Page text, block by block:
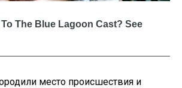
место происшествия и